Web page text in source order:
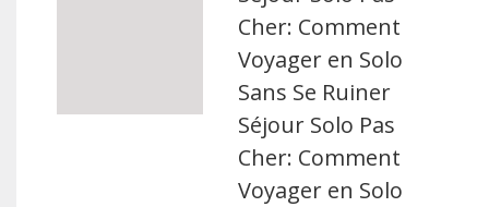
Cher: Comment
Voyager en Solo
Sans Se Ruiner
Séjour Solo Pas
Cher: Comment
Voyager en Solo